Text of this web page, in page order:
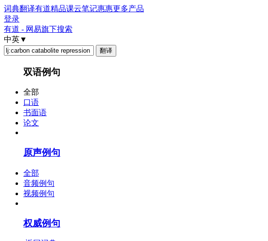
词典翻译有道精品课云笔记惠惠更多产品
登录
有道 - 网易旗下搜索
中英▼
双语例句
全部
口语
书面语
论文
原声例句
全部
音频例句
视频例句
权威例句